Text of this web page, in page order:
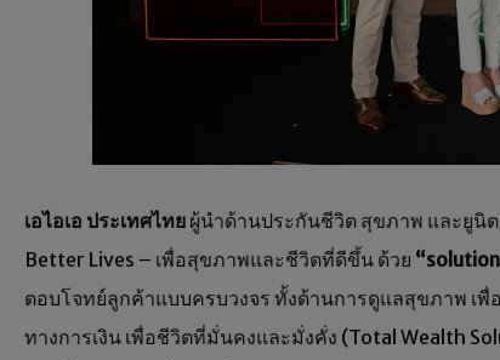
เอไอเอ ประเทศไทย ผู้นำด้านประกันชีวิต สุขภาพ และยูนิ
Better Lives – เพื่อสุขภาพและชีวิตที่ดีขึ้น ด้วย “
ตอบโจทย์ลูกค้าแบบครบวงจร ทั้งด้านการดูแลสุขภาพ เ
ทางการเงิน เพื่อชีวิตที่มั่นคงและมั่งคั่ง (Total Wealth